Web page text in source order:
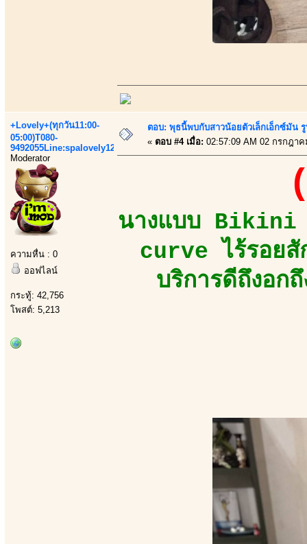
+Lovely+(ทุกวัน11:00-
05:00)T080-
9492055Line:spalovely123
Moderator
ความหื่น : 0
ออฟไลน์
กระทู้: 42,756
โพสต์: 5,213
ตอบ: พุธนี้พบกับสาวน้อยตัวเล็กเอ็กซ์มัน
« ตอบ #4 เมื่อ: 02:57:09 AM 02 กรกฎาค
นางแบบ Bikini
curve ไร้รอยสั
บริการดีถึงอก